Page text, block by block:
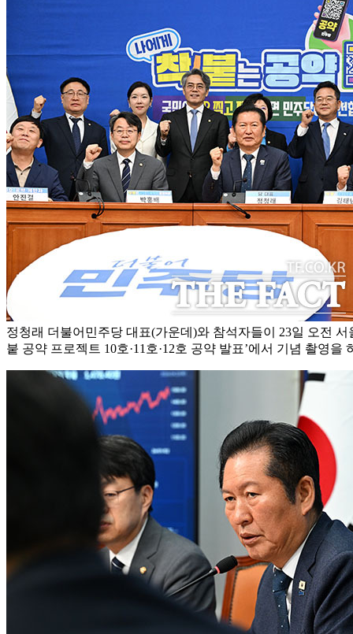
정청래 더불어민주당 대표(가운데)와 참석자들이 23일 오전 서
붙 공약 프로젝트 10호·11호·12호 공약 발표’에서 기념 촬영을